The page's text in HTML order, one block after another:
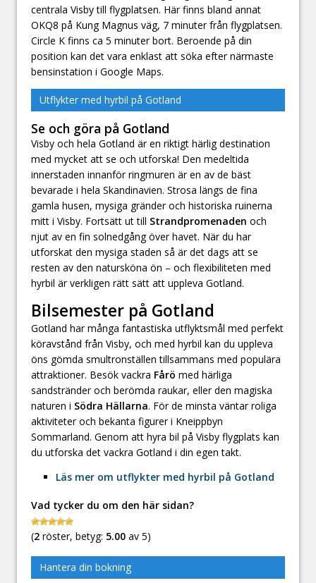
centrala Visby till flygplatsen. Här finns bland annat
OKQ8 på Kung Magnus väg, 7 minuter från flygplatsen.
Circle K finns ca 5 minuter bort. Beroende på din
position kan det vara enklast att söka efter närmaste
bensinstation i Google Maps.
Utflykter med hyrbil på Gotland
Se och göra på Gotland
Visby och hela Gotland är en riktigt härlig destination
med mycket att se och utforska! Den medeltida
innerstaden innanför ringmuren är en av de bäst
bevarade i hela Skandinavien. Strosa längs de fina
gamla husen, mysiga gränder och historiska ruinerna
mitt i Visby. Fortsätt ut till Strandpromenaden och
njut av en fin solnedgång över havet. När du har
utforskat den mysiga staden så är det dags att se
resten av den natursköna ön – och flexibiliteten med
hyrbil är verkligen rätt sätt att uppleva Gotland.
Bilsemester på Gotland
Gotland har många fantastiska utflyktsmål med perfekt
köravstånd från Visby, och med hyrbil kan du uppleva
öns gömda smultronställen tillsammans med populära
attraktioner. Besök vackra Fårö med härliga
sandstränder och berömda raukar, eller den magiska
naturen i Södra Hällarna. För de minsta väntar roliga
aktiviteter och bekanta figurer i Kneippbyn
Sommarland. Genom att hyra bil på Visby flygplats kan
du utforska det vackra Gotland i din egen takt.
Läs mer om utflykter med hyrbil på Gotland
Vad tycker du om den här sidan?
(2 röster, betyg: 5.00 av 5)
Hantera din bokning